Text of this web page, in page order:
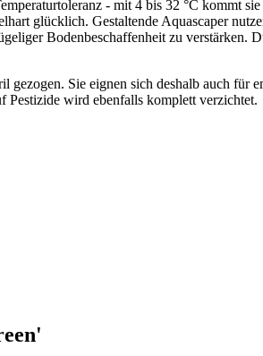
- mit 4 bis 32 °C kommt
glücklich. Gestaltende Aquascaper
Bodenbeschaffenheit zu verstärken.
Sie eignen sich deshalb auch für
Pestizide wird ebenfalls komplett verzichtet.